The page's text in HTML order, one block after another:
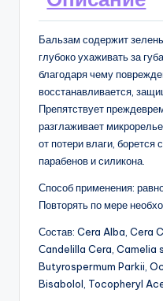
Бальзам содержит
глубоко ухаживать за
благодаря чему
восстанавливается,
Препятствует
разглаживает
от потери влаги, борется
парабенов и силикона.
Способ применения:
Повторять по мере
Состав: Cera Alba, Cera
Сandelilla Cera, Camelia
Butyrospermum Parkii,
Bisabolol, Tocopheryl